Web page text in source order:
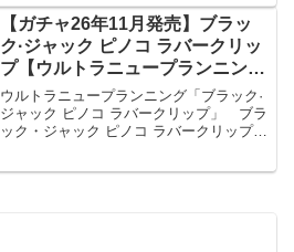
【ガチャ26年11月発売】ブラッ
ク·ジャック ピノコ ラバークリッ
プ【ウルトラニュープランニン
グ】
ウルトラニュープランニング「ブラック·
ジャック ピノコ ラバークリップ」 ブラ
ック・ジャック ピノコ ラバークリップ